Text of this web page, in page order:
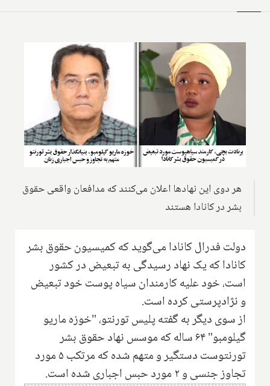
هر دوی این نهادها اعلان می‌کنند که مدافعان واقعی حقوق
بشر در کانادا هستند
دولت فدرال کانادا می‌گوید که کمیسیون حقوق بشر
کانادا که یک نهاد رسیدگی به تبعیض در کشور
است، خود علیه کارمندان سیاه پوست خود تبعیض
و نژادپرستی کرده است.
از سوی دیگر به گفته پلیس تورنتو، "خوزه ماریو
گیلومبو" ۶۴ ساله که موسس نهاد حقوق بشر
تورنتوست دستگیر و متهم شده که مرتکب ۵ مورد
تجاوز جنسی و ۲ مورد حبس اجباری شده است.